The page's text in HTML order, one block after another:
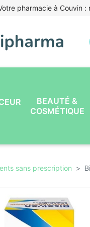
pharmacie à Couvin
BEAUTÉ &
COSMÉTIQUE
sans prescription